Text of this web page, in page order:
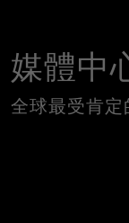
媒體中
全球最受肯